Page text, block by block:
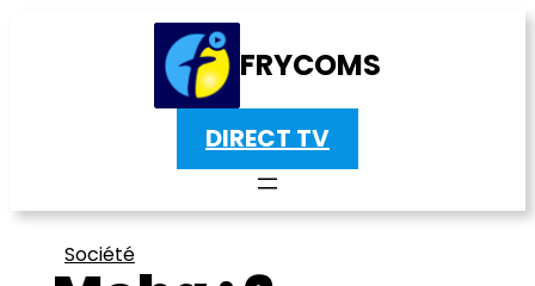
FRYCOMS
DIRECT TV
Société